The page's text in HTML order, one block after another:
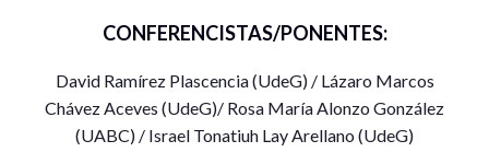
de-inclusión-marginación-digital
Panel “El proyecto de investigación desde la
experiencia del investigador”
CONFERENCISTAS/PONENTES:
David Ramírez Plascencia (UdeG) / Lázaro Marcos
Chávez Aceves (UdeG)/ Rosa María Alonzo González
(UABC) / Israel Tonatiuh Lay Arellano (UdeG)